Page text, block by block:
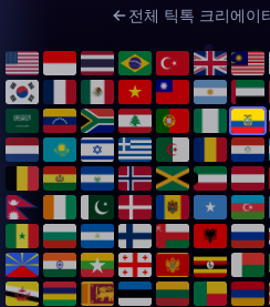
전체 틱톡 크리에이